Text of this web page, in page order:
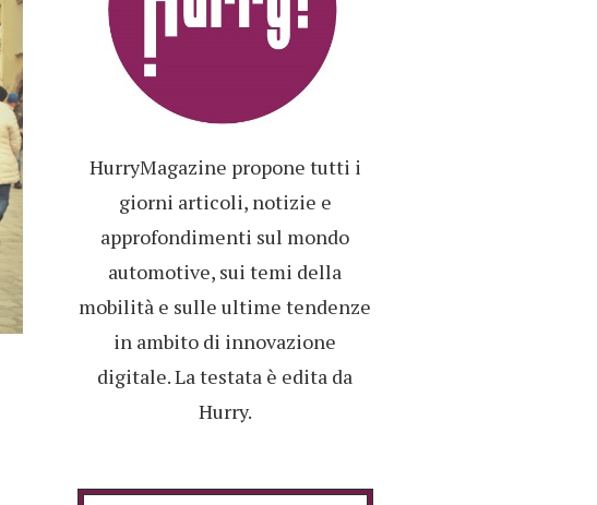
HurryMagazine propone tutti i
giorni articoli, notizie e
approfondimenti sul mondo
automotive, sui temi della
mobilità e sulle ultime tendenze
in ambito di innovazione
digitale. La testata è edita da
Hurry.